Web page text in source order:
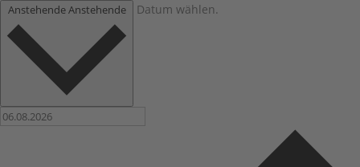
AnstehendeAnstehende Datum wählen.